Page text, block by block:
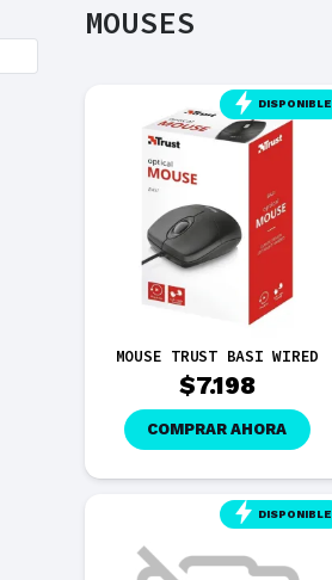
MOUSES
DISPONIBLE
MOUSE TRUST BASI WIRED
$7.198
COMPRAR AHORA
DISPONIBLE